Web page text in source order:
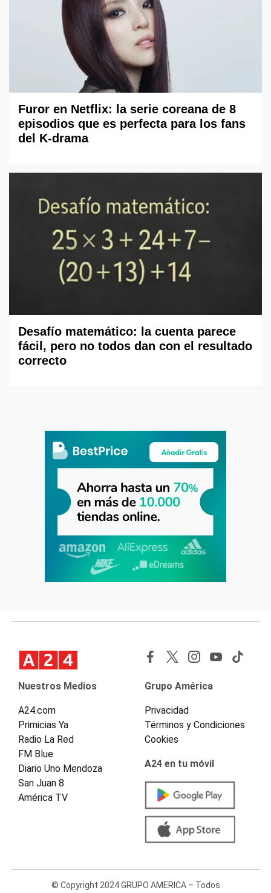
Furor en Netflix: la serie coreana de 8
episodios que es perfecta para los fans
del K-drama
Desafío matemático: la cuenta parece
fácil, pero no todos dan con el resultado
correcto
Nuestros Medios
A24.com
Primicias Ya
Radio La Red
FM Blue
Diario Uno Mendoza
San Juan 8
América TV
Grupo América
Privacidad
Términos y Condiciones
Cookies
A24 en tu móvil
© Copyright 2024 GRUPO AMERICA – Todos